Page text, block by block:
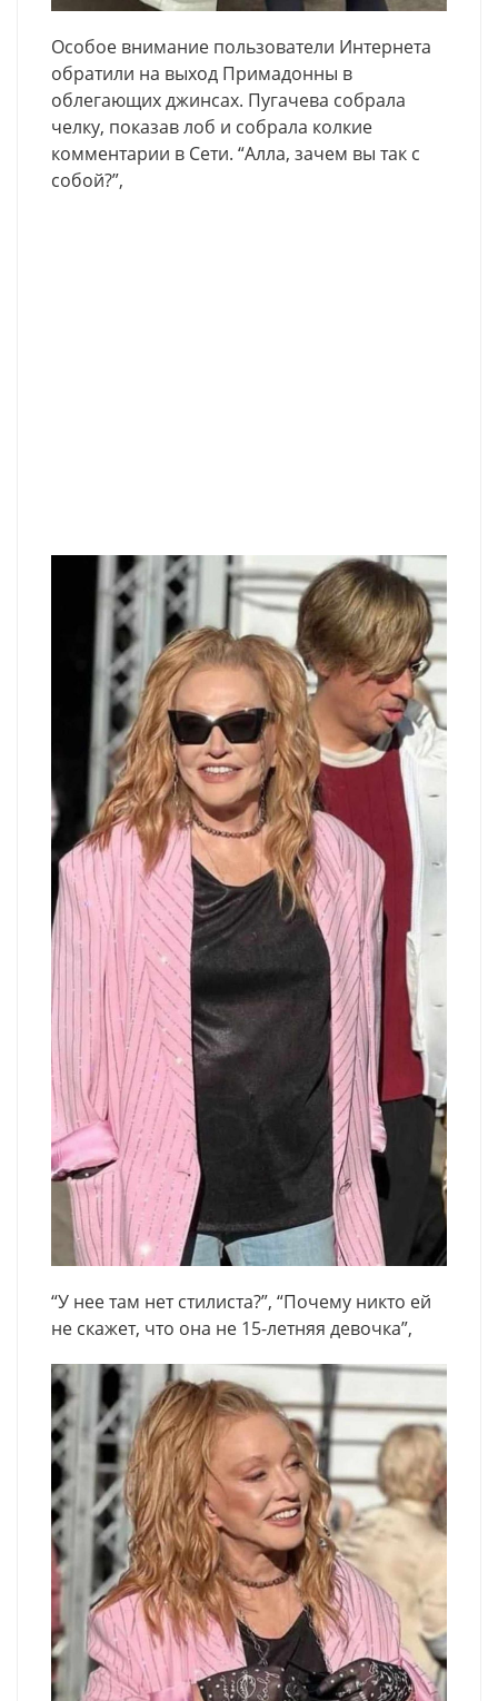
Особое внимание пользователи Интернета
обратили на выход Примадонны в
облегающих джинсах. Пугачева собрала
челку, показав лоб и собрала колкие
комментарии в Сети. “Алла, зачем вы так с
собой?”,
“У нее там нет стилиста?”, “Почему никто ей
не скажет, что она не 15-летняя девочка”,